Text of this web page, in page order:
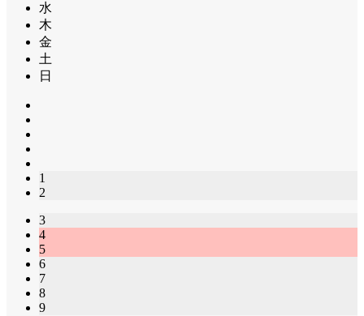
水
木
金
土
日
1
2
3
4
5
6
7
8
9